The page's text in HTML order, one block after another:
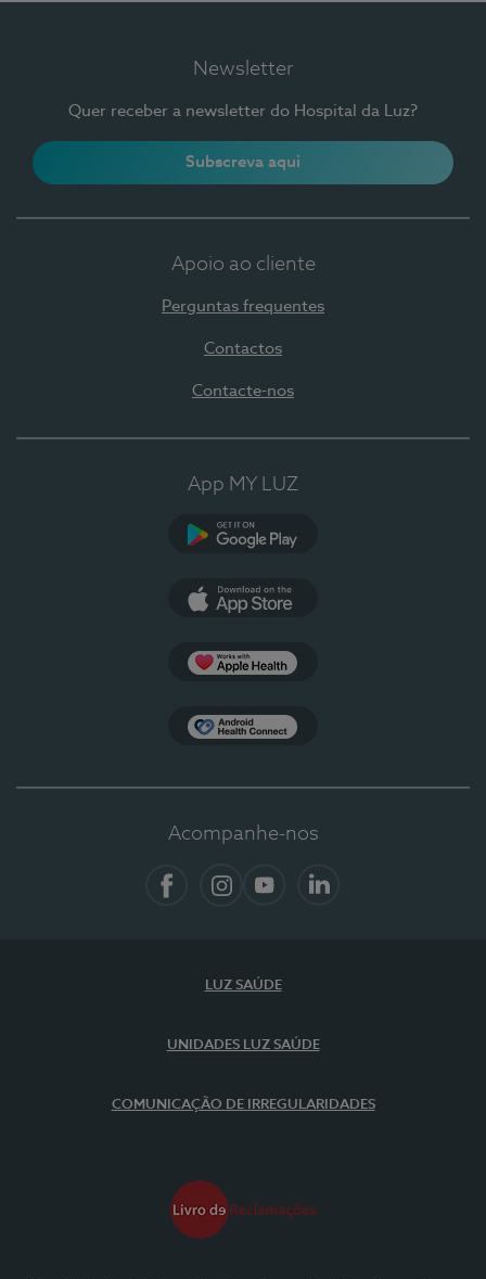
Newsletter
Quer receber a newsletter do Hospital da Luz?
Subscreva aqui
Apoio ao cliente
Perguntas frequentes
Contactos
Contacte-nos
App MY LUZ
Acompanhe-nos
LUZ SAÚDE
UNIDADES LUZ SAÚDE
COMUNICAÇÃO DE IRREGULARIDADES